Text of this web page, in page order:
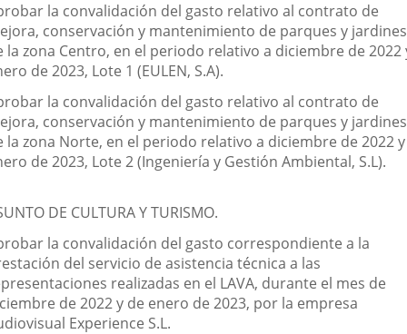
la convalidación del gasto relativo al contrato de
conservación y mantenimiento de parques y jardines
la zona Centro, en el periodo relativo a diciembre de 2022
de 2023, Lote 1 (EULEN, S.A).
la convalidación del gasto relativo al contrato de
conservación y mantenimiento de parques y jardines
la zona Norte, en el periodo relativo a diciembre de 2022 y
de 2023, Lote 2 (Ingeniería y Gestión Ambiental, S.L).
DE CULTURA Y TURISMO.
la convalidación del gasto correspondiente a la
del servicio de asistencia técnica a las
realizadas en el LAVA, durante el mes de
de 2022 y de enero de 2023, por la empresa
Experience S.L.